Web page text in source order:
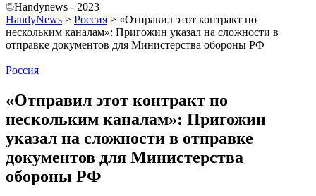
©Handynews - 2023
HandyNews > Россия > «Отправил этот контракт по
нескольким каналам»: Пригожин указал на сложности в
отправке документов для Министерства обороны РФ
Россия
«Отправил этот контракт по
нескольким каналам»: Пригожин
указал на сложности в отправке
документов для Министерства
обороны РФ